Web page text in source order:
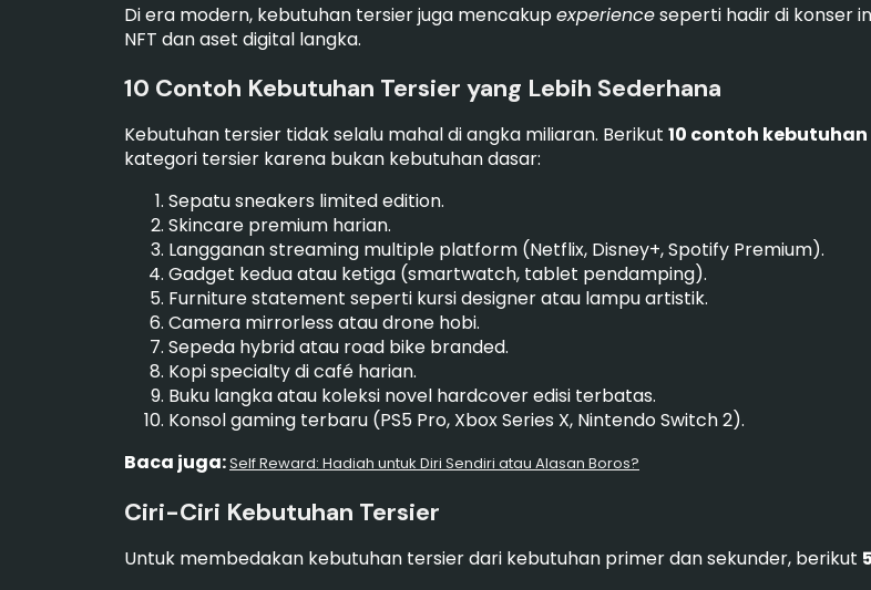
Di era modern, kebutuhan tersier juga mencakupexperienceseperti hadir di konser
NFT dan aset digital langka.
10 Contoh Kebutuhan Tersier yang Lebih Sederhana
Kebutuhan tersier tidak selalu mahal di angka miliaran. Berikut 10 contoh
kategori tersier karena bukan kebutuhan dasar:
Sepatu sneakers limited edition.
Skincare premium harian.
Langganan streaming multiple platform (Netflix, Disney+, Spotify Premium).
Gadget kedua atau ketiga (smartwatch, tablet pendamping).
Furniture statement seperti kursi designer atau lampu artistik.
Camera mirrorless atau drone hobi.
Sepeda hybrid atau road bike branded.
Kopi specialty di café harian.
Buku langka atau koleksi novel hardcover edisi terbatas.
Konsol gaming terbaru (PS5 Pro, Xbox Series X, Nintendo Switch 2).
Baca juga:Self Reward: Hadiah untuk Diri Sendiri atau Alasan Boros?
Ciri-Ciri Kebutuhan Tersier
Untuk membedakan kebutuhan tersier dari kebutuhan primer dan sekunder, berikut